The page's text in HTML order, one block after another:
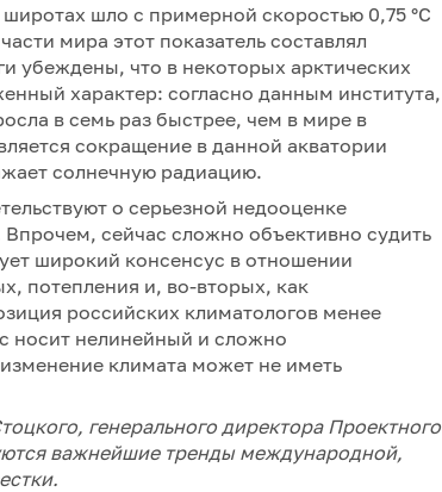
шло с примерной скоростью 0,75 °C
мира этот показатель составлял
убеждены, что в некоторых арктических
характер: согласно данным института,
в семь раз быстрее, чем в мире в
сокращение в данной акватории
солнечную радиацию.
о серьезной недооценке
сейчас сложно объективно судить
широкий консенсус в отношении
потепления и, во-вторых, как
российских климатологов менее
носит нелинейный и сложно
климата может не иметь
генерального директора Проектного
важнейшие тренды международной,